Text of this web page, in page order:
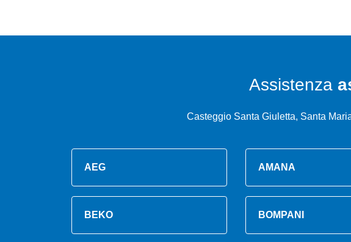
Assistenza
Casteggio Santa Giuletta, Santa
AEG AMANA
BEKO BOMPANI